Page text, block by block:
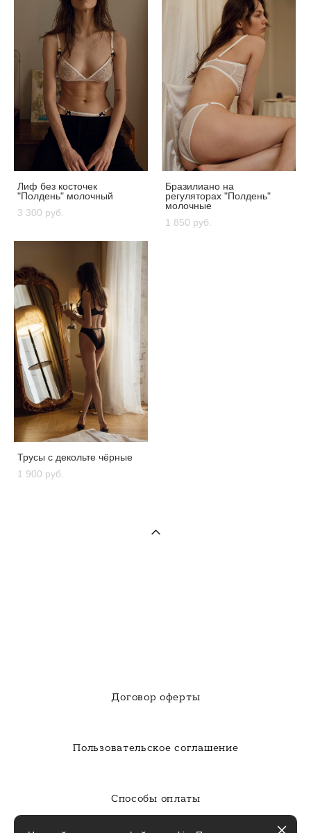
Лиф без косточек
"Полдень" молочный
3 300 pуб.
Бразилиано на
регуляторах "Полдень"
молочные
1 850 pуб.
Трусы с декольте чёрные
1 900 pуб.
Договор оферты
Пользовательское соглашение
Способы оплаты